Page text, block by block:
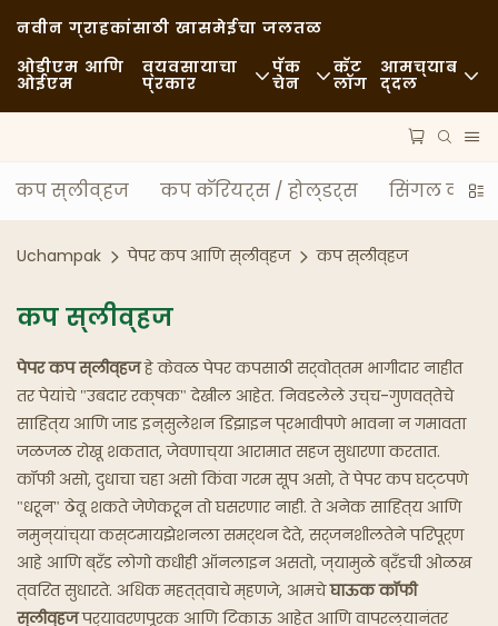
नवीन ग्राहकांसाठी खासमेईचा जलतळ
ओडीएम आणि
ओईएम
व्यवसायाचा
प्रकार
अनौपचारिक
फूड ट्रक्स
बेकरी
तेलकट चमचा
भूत रेस्टॉरंट्स
पॅक
चेन
वाहतूक
कॅट
लॉग
आमच्याब
द्दल
शाश्वतता
कप स्लीव्हज कप कॅरियर्स / होल्डर्स सिंगल वॉल
Uchampak पेपर कप आणि स्लीव्हज कप स्लीव्हज
कप स्लीव्हज
पेपर कप स्लीव्हजहे केवळ पेपर कपसाठी सर्वोत्तम भागीदार नाहीत
तर पेयांचे "उबदार रक्षक" देखील आहेत. निवडलेले उच्च-गुणवत्तेचे
साहित्य आणि जाड इन्सुलेशन डिझाइन प्रभावीपणे भावना न गमावता
जळजळ रोखू शकतात, जेवणाच्या आरामात सहज सुधारणा करतात.
कॉफी असो, दुधाचा चहा असो किंवा गरम सूप असो, ते पेपर कप घट्टपणे
"धरून" ठेवू शकते जेणेकरून तो घसरणार नाही. ते अनेक साहित्य आणि
नमुन्यांच्या कस्टमायझेशनला समर्थन देते, सर्जनशीलतेने परिपूर्ण
आहे आणि ब्रँड लोगो कधीही ऑनलाइन असतो, ज्यामुळे ब्रँडची ओळख
त्वरित सुधारते. अधिक महत्त्वाचे म्हणजे, आमचेघाऊक कॉफी
स्लीव्हजपर्यावरणपूरक आणि टिकाऊ आहेत आणि वापरल्यानंतर